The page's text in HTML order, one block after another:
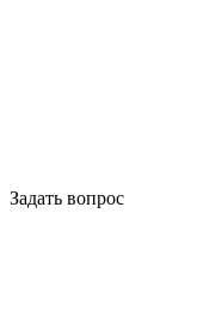
Задать вопрос